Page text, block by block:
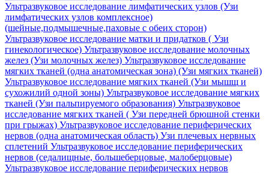
Ультразвуковое исследование лимфатических узлов (Узи
лимфатических узлов комплексное)
(шейные,подмышечные,паховые с обеих сторон)
Ультразвуковое исследование матки и придатков ( Узи
гинекологическое) Ультразвуковое исследование молочных
желез (Узи молочных желез) Ультразвуковое исследование
мягких тканей (одна анатомическая зона) (Узи мягких тканей)
Ультразвуковое исследование мягких тканей (Узи мышщ и
сухожилий одной зоны) Ультразвуковое исследование мягких
тканей (Узи пальпируемого образования) Ультразвуковое
исследование мягких тканей ( Узи передней брюшной стенки
при грыжах) Ультразвуковое исследование периферических
нервов (одна анатомическая область) Узи плечевых нервных
сплетений Ультразвуковое исследование периферических
нервов (седалищные, большеберцовые, малоберцовые)
Ультразвуковое исследование периферических нервов